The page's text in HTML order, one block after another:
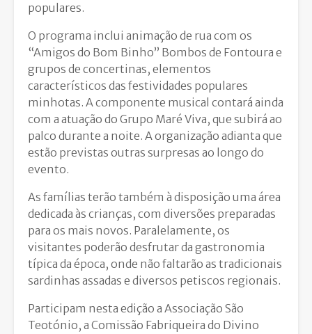
populares.
O programa inclui animação de rua com os
“Amigos do Bom Binho” Bombos de Fontoura e
grupos de concertinas, elementos
característicos das festividades populares
minhotas. A componente musical contará ainda
com a atuação do Grupo Maré Viva, que subirá ao
palco durante a noite. A organização adianta que
estão previstas outras surpresas ao longo do
evento.
As famílias terão também à disposição uma área
dedicada às crianças, com diversões preparadas
para os mais novos. Paralelamente, os
visitantes poderão desfrutar da gastronomia
típica da época, onde não faltarão as tradicionais
sardinhas assadas e diversos petiscos regionais.
Participam nesta edição a Associação São
Teotónio, a Comissão Fabriqueira do Divino